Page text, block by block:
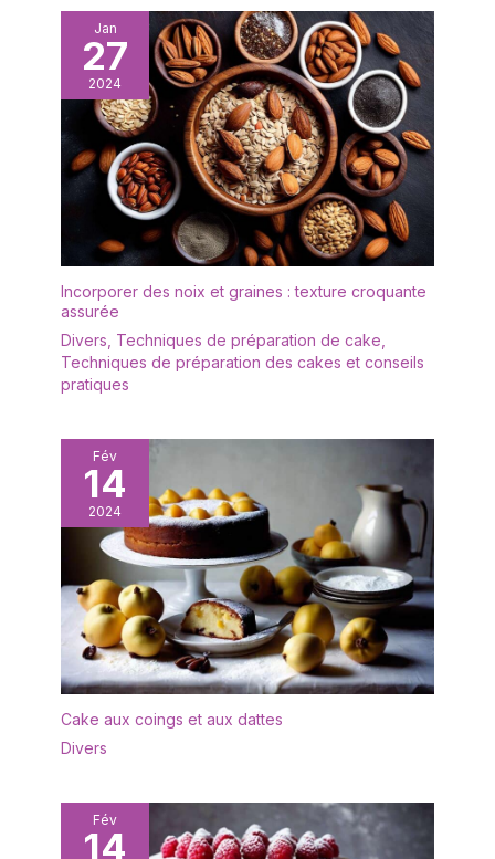
Jan
27
2024
Incorporer des noix et graines : texture croquante
assurée
Divers Techniques de préparation de cake
Techniques de préparation des cakes et conseils
pratiques
Fév
14
2024
Cake aux coings et aux dattes
Divers
Fév
14